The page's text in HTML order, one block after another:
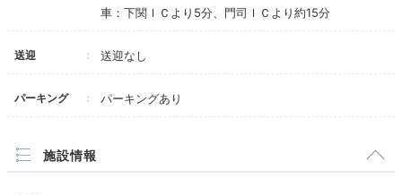
車：下関ＩＣより5分、門司ＩＣより約15分
送迎 送迎なし
パーキング パーキングあり
施設情報